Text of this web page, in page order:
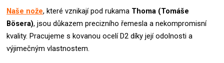
Naše nože, které vznikají pod rukama Thoma (Tomáše
Bösera), jsou důkazem precizního řemesla a nekompromisní
kvality. Pracujeme s kovanou ocelí D2 díky její odolnosti a
výjimečným vlastnostem.